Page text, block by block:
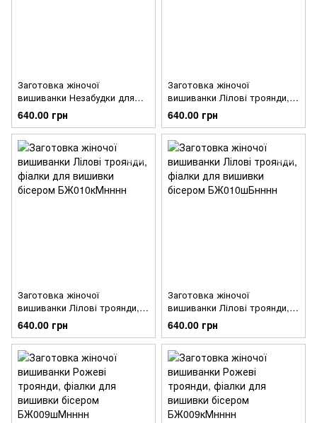
Заготовка жіночої
вишиванки Незабудки для
вишивки бісером
БЖ025шБнннн
640.00 грн
Заготовка жіночої
вишиванки Лілові троянди,
фіалки для вишивки бісером
БЖ010шМнннн
640.00 грн
Заготовка жіночої
вишиванки Лілові троянди,
фіалки для вишивки бісером
БЖ010кМнннн
640.00 грн
Заготовка жіночої
вишиванки Лілові троянди,
фіалки для вишивки бісером
БЖ010шБнннн
640.00 грн